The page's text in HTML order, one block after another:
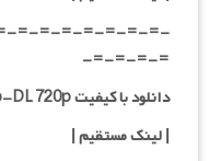
=-=-=-=-=-=-=-
=-=-=-=-
دانلود با کیفیت Web-DL 720p ریلیز F2M
|لینک مستقیم|